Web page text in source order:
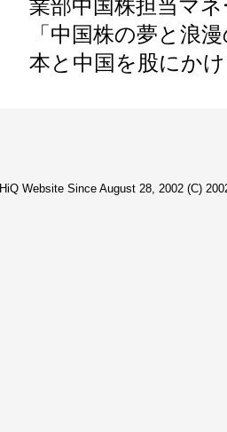
業部中国株担当マ
「中国株の夢と浪
本と中国を股にか
HiQ Website Since August 28, 2002 (C)